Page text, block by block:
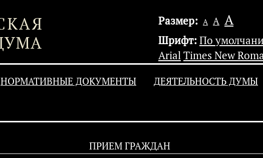
Размер: А А А
Шрифт:По
ArialTimes New
НОРМАТИВНЫЕ ДОКУМЕНТЫ ДЕЯТЕЛЬНОСТЬ ДУМЫ
ПРИЕМ ГРАЖДАН